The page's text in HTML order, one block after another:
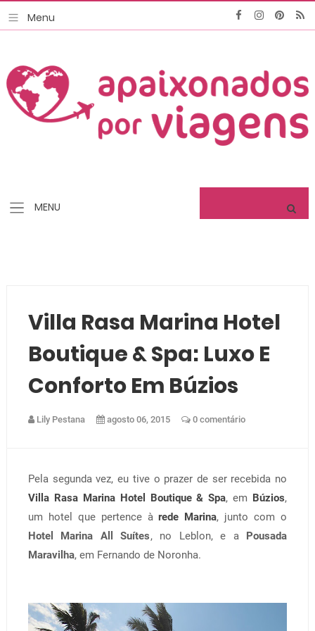
Villa Rasa Marina Hotel
Boutique & Spa: Luxo E
Conforto Em Búzios
Lily Pestana agosto 06, 2015 0 comentário
Pela segunda vez, eu tive o prazer de ser recebida no
Villa Rasa Marina Hotel Boutique & Spa, em Búzios,
um hotel que pertence àrede Marina, junto com o
Hotel Marina All Suítes, no Leblon, e a Pousada
Maravilha, em Fernando de Noronha.